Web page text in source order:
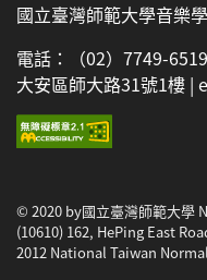
國立臺灣師範大學音樂
電話：（02）7749-
大安區師大路31號1樓 |
© 2020 by國立臺灣師範大學
(10610) 162, HePing East
2012 National Taiwan